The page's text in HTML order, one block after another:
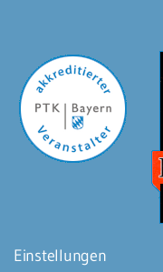
Einstellungen